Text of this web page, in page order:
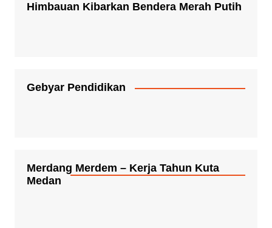
Himbauan Kibarkan Bendera Merah Putih
Gebyar Pendidikan
Merdang Merdem – Kerja Tahun Kuta
Medan